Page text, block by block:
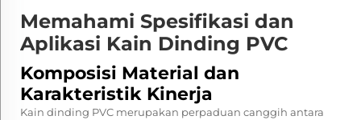
Memahami Spesifikasi dan
Aplikasi Kain Dinding PVC
Komposisi Material dan
Karakteristik Kinerja
Kain dinding PVC merupakan perpaduan canggih antara